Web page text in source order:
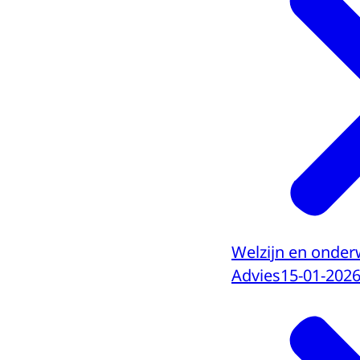
Welzijn en
Advies15-01-2026